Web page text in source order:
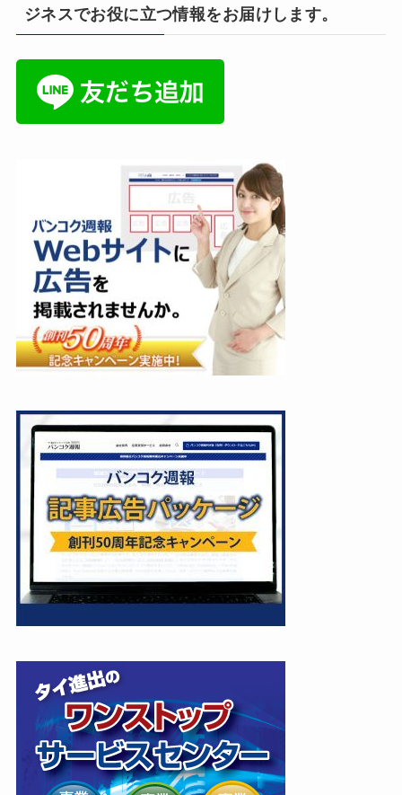
ジネスでお役に立つ情報をお届けします。